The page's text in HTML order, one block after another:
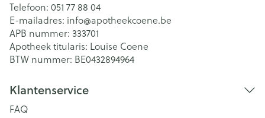
Telefoon: 051 77 88 04
E-mailadres: info@apotheekcoene.be
APB nummer: 333701
Apotheek titularis: Louise Coene
BTW nummer: BE0432894964
Klantenservice
FAQ